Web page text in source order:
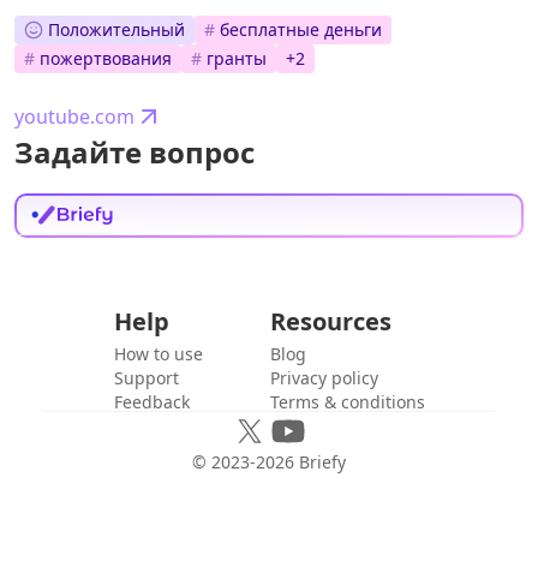
Положительный # бесплатные деньги
# пожертвования # гранты +2
youtube.com
Задайте вопрос
Help
How to use
Support
Feedback
Resources
Blog
Privacy policy
Terms & conditions
© 2023-2026 Briefy